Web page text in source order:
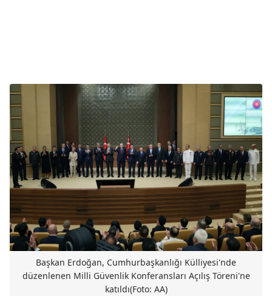
Başkan Erdoğan, Cumhurbaşkanlığı Külliyesi'nde
düzenlenen Milli Güvenlik Konferansları Açılış Töreni'ne
katıldı(Foto: AA)